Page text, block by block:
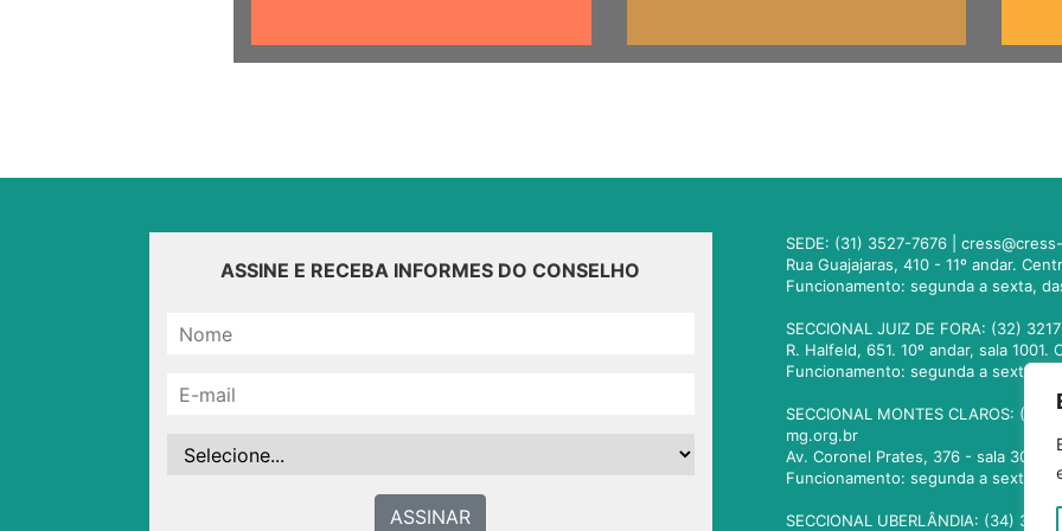
ASSINE E RECEBA INFORMES DO CONSELHO
ASSINAR
SEDE: (31) 3527-7676 |
Rua Guajajaras, 410 - 11º andar.
Funcionamento: segunda a sexta,
SECCIONAL JUIZ DE FORA: (32)
R. Halfeld, 651. 10º andar, sala
Funcionamento: segunda a sexta,
SECCIONAL MONTES CLAROS:
mg.org.br
Av. Coronel Prates, 376 - sala 301.
Funcionamento: segunda a sexta,
SECCIONAL UBERLÂNDIA: (34)